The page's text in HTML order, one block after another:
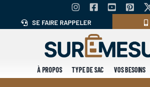
SE FAIRE RAPPELER
À PROPOS TYPE DE SAC VOS BESOINS